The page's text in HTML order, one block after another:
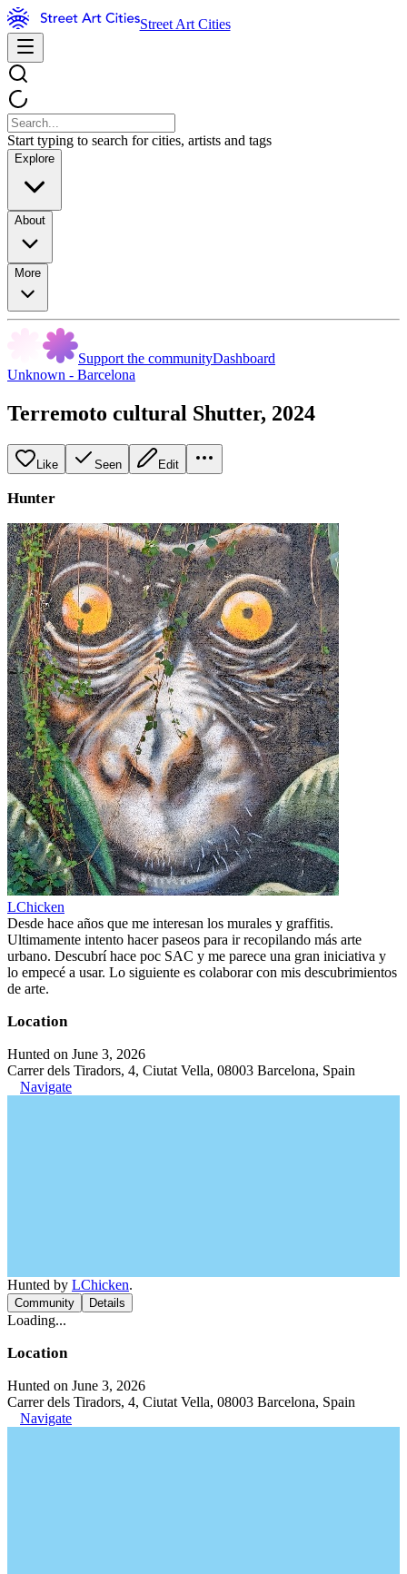
Street Art Cities
Start typing to search for cities, artists and tags
Explore
About
More
Support the communityDashboard
Unknown - Barcelona
Terremoto cultural Shutter, 2024
Like Seen Edit
Hunter
LChicken
Desde hace años que me interesan los murales y graffitis.
Ultimamente intento hacer paseos para ir recopilando más arte
urbano. Descubrí hace poc SAC y me parece una gran iniciativa y
lo empecé a usar. Lo siguiente es colaborar con mis descubrimientos
de arte.
Location
Hunted on June 3, 2026
Carrer dels Tiradors, 4, Ciutat Vella, 08003 Barcelona, Spain
Navigate
Hunted by LChicken.
Community Details
Loading...
Location
Hunted on June 3, 2026
Carrer dels Tiradors, 4, Ciutat Vella, 08003 Barcelona, Spain
Navigate